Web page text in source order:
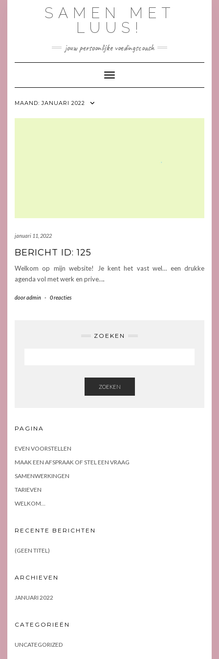
SAMEN MET
LUUS!
jouw persoonlijke voedingscoach
Toggle navigatie
MAAND:JANUARI 2022
januari 11, 2022
BERICHT ID: 125
Welkom op mijn website! Je kent het vast wel… een drukke
agenda vol met werk en prive….
dooradmin - 0 reacties
ZOEKEN
ZOEKEN
PAGINA
EVEN VOORSTELLEN
MAAK EEN AFSPRAAK OF STEL EEN VRAAG
SAMENWERKINGEN
TARIEVEN
WELKOM…
RECENTE BERICHTEN
(GEEN TITEL)
ARCHIEVEN
JANUARI 2022
CATEGORIEËN
UNCATEGORIZED